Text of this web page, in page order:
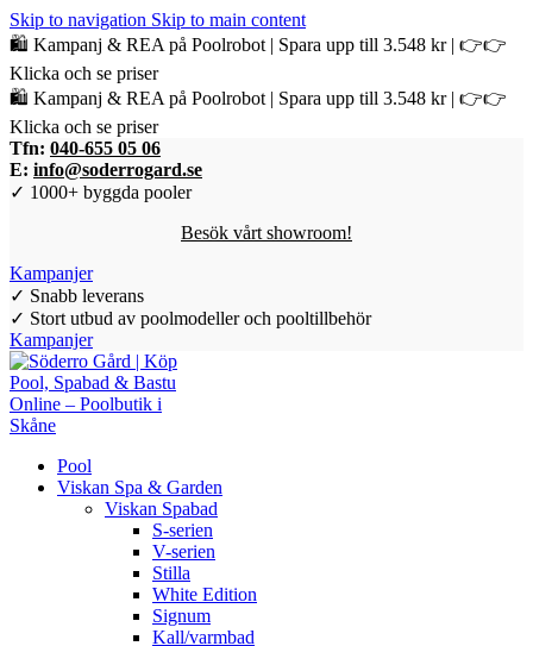
Skip to navigation Skip to main content
🛍️ Kampanj & REA på Poolrobot | Spara upp till 3.548 kr | 👉👉
Klicka och se priser
🛍️ Kampanj & REA på Poolrobot | Spara upp till 3.548 kr | 👉👉
Klicka och se priser
Tfn: 040-655 05 06
E: info@soderrogard.se
✓ 1000+ byggda pooler
Besök vårt showroom!
Kampanjer
✓ Snabb leverans
✓ Stort utbud av poolmodeller och pooltillbehör
Kampanjer
Pool
Viskan Spa & Garden
Viskan Spabad
S-serien
V-serien
Stilla
White Edition
Signum
Kall/varmbad